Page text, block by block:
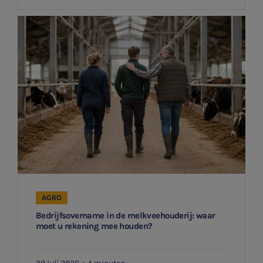
Vacatures
Bedrijfsovername in de melkveehouderij: waar
moet u rekening mee houden?
AGRO